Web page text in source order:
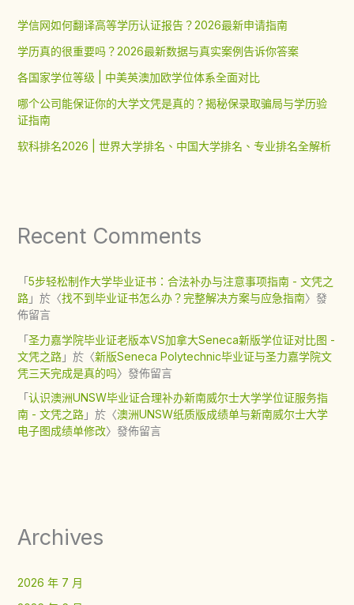
学信网如何翻译高等学历认证报告？2026最新申请指南
学历真的很重要吗？2026最新数据与真实案例告诉你答案
各国家学位等级 | 中美英澳加欧学位体系全面对比
哪个公司能保证你的大学文凭是真的？揭秘保录取骗局与学历验
证指南
软科排名2026 | 世界大学排名、中国大学排名、专业排名全解析
Recent Comments
「5步轻松制作大学毕业证书：合法补办与注意事项指南 - 文凭之
路」於〈找不到毕业证书怎么办？完整解决方案与应急指南〉發
佈留言
「圣力嘉学院毕业证老版本VS加拿大Seneca新版学位证对比图 -
文凭之路」於〈新版Seneca Polytechnic毕业证与圣力嘉学院文
凭三天完成是真的吗〉發佈留言
「认识澳洲UNSW毕业证合理补办新南威尔士大学学位证服务指
南 - 文凭之路」於〈澳洲UNSW纸质版成绩单与新南威尔士大学
电子图成绩单修改〉發佈留言
Archives
2026 年 7 月